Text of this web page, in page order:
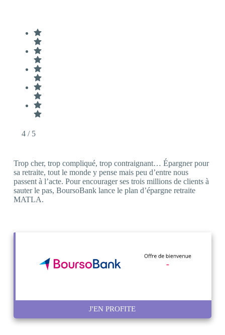
4 / 5
Trop cher, trop compliqué, trop contraignant… Épargner pour
sa retraite, tout le monde y pense mais peu d’entre nous
passent à l’acte. Pour encourager ses trois millions de clients à
sauter le pas, BoursoBank lance le plan d’épargne retraite
MATLA.
J'EN PROFITE